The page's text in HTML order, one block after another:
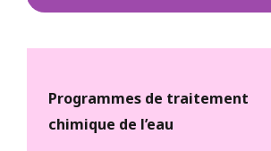
Programmes de traitement
chimique de l’eau